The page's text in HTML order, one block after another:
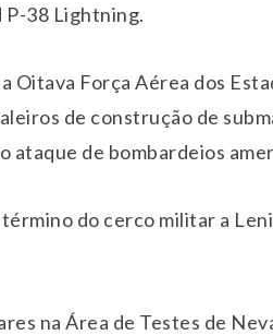
P-38 Lightning.
Oitava Força Aérea dos
de construção de
de bombardeios
do cerco militar a
na Área de Testes de